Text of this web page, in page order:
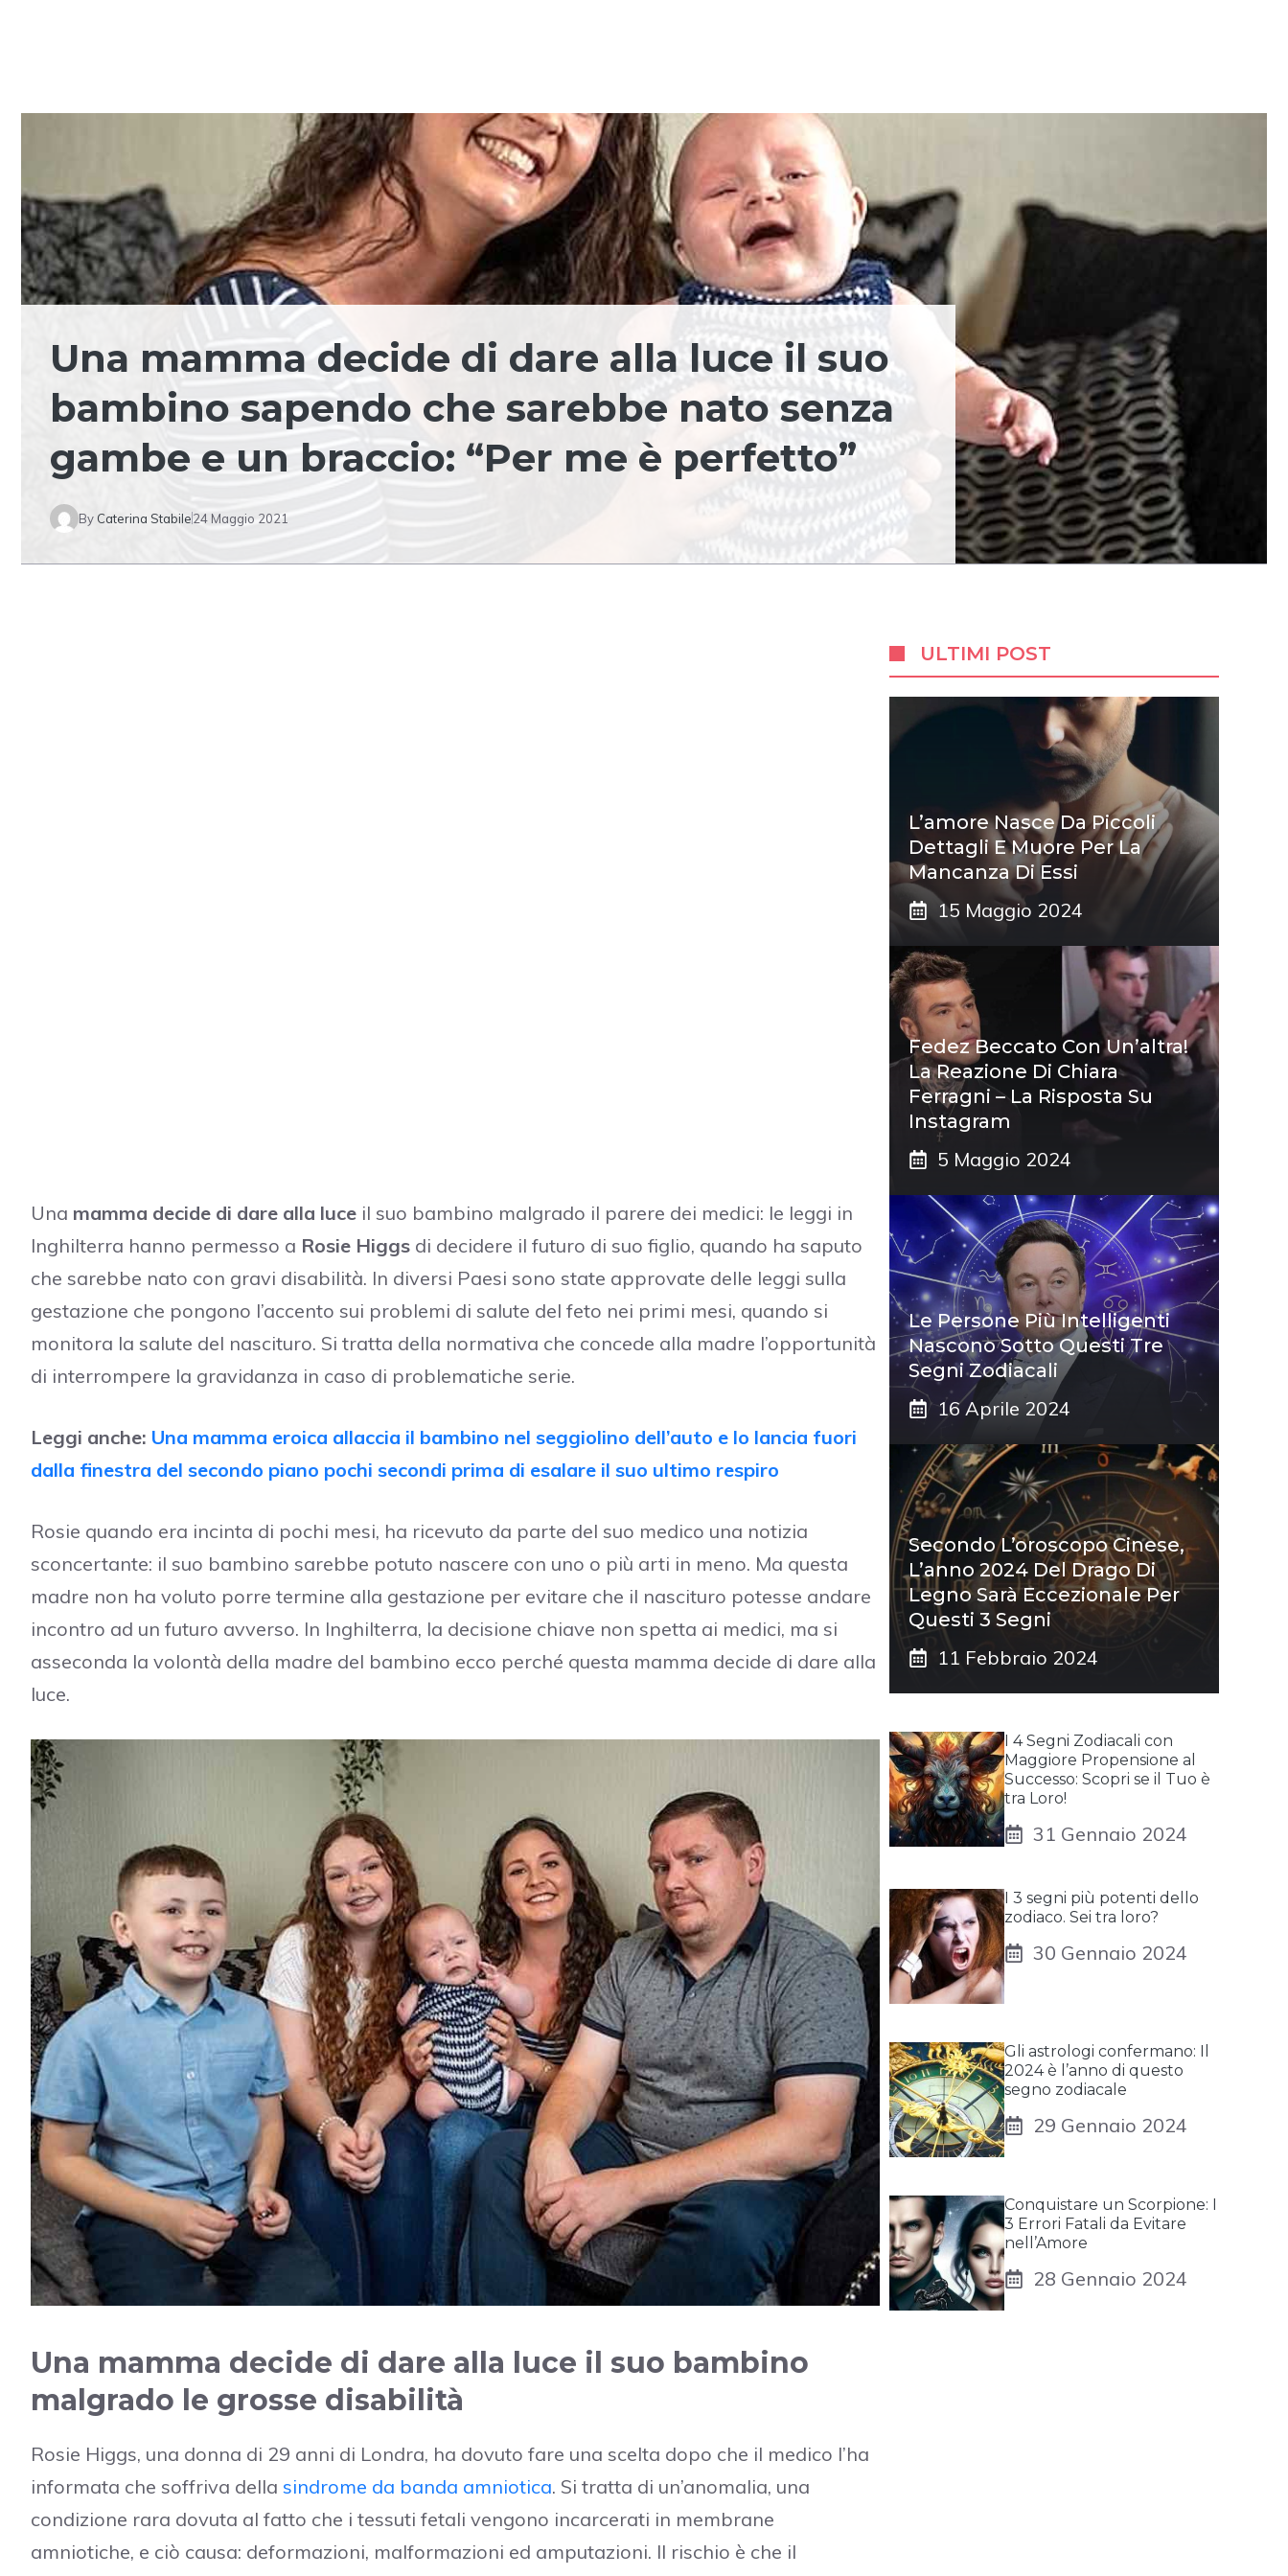
Una mamma decide di dare alla luce il suo
bambino sapendo che sarebbe nato senza
gambe e un braccio: “Per me è perfetto”
By Caterina Stabile24 Maggio 2021
Una mamma decide di dare alla luce il suo bambino malgrado il parere dei medici: le leggi in
Inghilterra hanno permesso a Rosie Higgs di decidere il futuro di suo figlio, quando ha saputo
che sarebbe nato con gravi disabilità. In diversi Paesi sono state approvate delle leggi sulla
gestazione che pongono l’accento sui problemi di salute del feto nei primi mesi, quando si
monitora la salute del nascituro. Si tratta della normativa che concede alla madre l’opportunità
di interrompere la gravidanza in caso di problematiche serie.
Leggi anche: Una mamma eroica allaccia il bambino nel seggiolino dell’auto e lo lancia fuori
dalla finestra del secondo piano pochi secondi prima di esalare il suo ultimo respiro
Rosie quando era incinta di pochi mesi, ha ricevuto da parte del suo medico una notizia
sconcertante: il suo bambino sarebbe potuto nascere con uno o più arti in meno. Ma questa
madre non ha voluto porre termine alla gestazione per evitare che il nascituro potesse andare
incontro ad un futuro avverso. In Inghilterra, la decisione chiave non spetta ai medici, ma si
asseconda la volontà della madre del bambino ecco perché questa mamma decide di dare alla
luce.
Una mamma decide di dare alla luce il suo bambino
malgrado le grosse disabilità
Rosie Higgs, una donna di 29 anni di Londra, ha dovuto fare una scelta dopo che il medico l’ha
informata che soffriva della sindrome da banda amniotica. Si tratta di un’anomalia, una
condizione rara dovuta al fatto che i tessuti fetali vengono incarcerati in membrane
amniotiche, e ciò causa: deformazioni, malformazioni ed amputazioni. Il rischio è che il
ULTIMI POST
L’amore Nasce Da Piccoli
Dettagli E Muore Per La
Mancanza Di Essi
15 Maggio 2024
Fedez Beccato Con Un’altra!
La Reazione Di Chiara
Ferragni – La Risposta Su
Instagram
5 Maggio 2024
Le Persone Più Intelligenti
Nascono Sotto Questi Tre
Segni Zodiacali
16 Aprile 2024
Secondo L’oroscopo Cinese,
L’anno 2024 Del Drago Di
Legno Sarà Eccezionale Per
Questi 3 Segni
11 Febbraio 2024
I 4 Segni Zodiacali con
Maggiore Propensione al
Successo: Scopri se il Tuo è
tra Loro!
31 Gennaio 2024
I 3 segni più potenti dello
zodiaco. Sei tra loro?
30 Gennaio 2024
Gli astrologi confermano: Il
2024 è l’anno di questo
segno zodiacale
29 Gennaio 2024
Conquistare un Scorpione: I
3 Errori Fatali da Evitare
nell’Amore
28 Gennaio 2024